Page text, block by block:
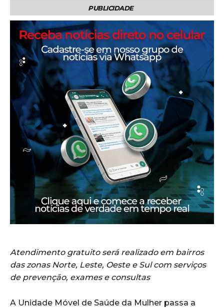
PUBLICIDADE
Atendimento gratuito será realizado em bairros
das zonas Norte, Leste, Oeste e Sul com serviços
de prevenção, exames e consultas
A Unidade Móvel de Saúde da Mulher passa a